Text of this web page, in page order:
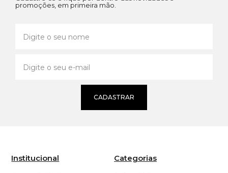
promoções, em primeira mão.
CADASTRAR
Institucional Categorias